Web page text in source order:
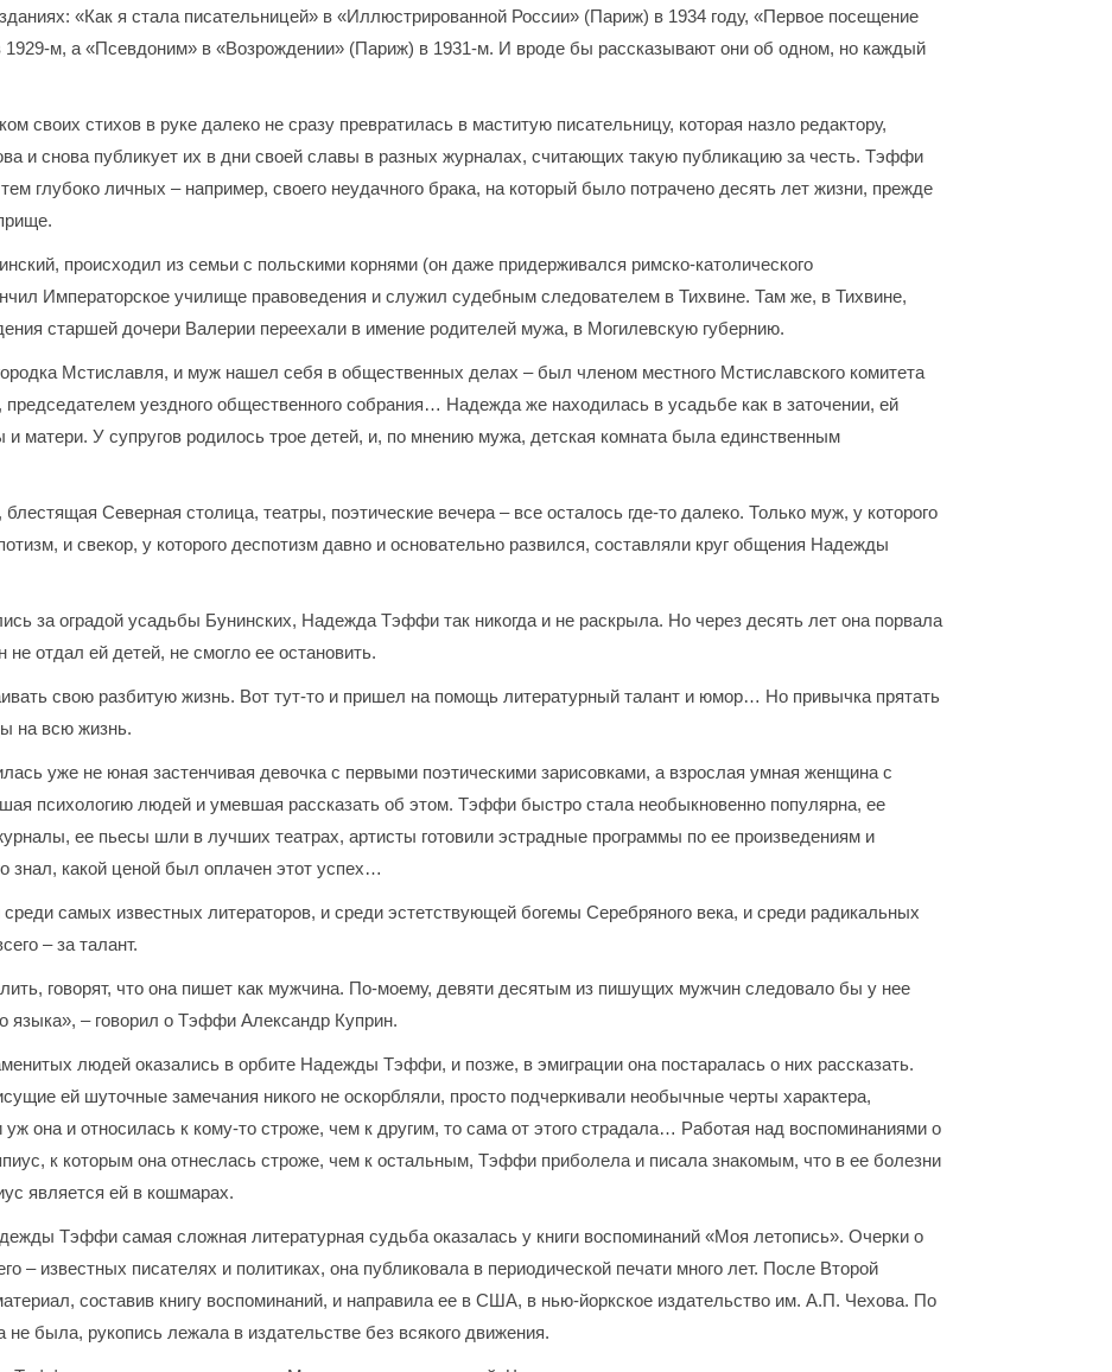
«Как я стала писательницей» в «Иллюстрированной России» (Париж) в 1934 году, «Первое посещение
1929-м, а «Псевдоним» в «Возрождении» (Париж) в 1931-м. И вроде бы рассказывают они об одном, но каждый
своих стихов в руке далеко не сразу превратилась в маститую писательницу, которая назло редактору,
и снова публикует их в дни своей славы в разных журналах, считающих такую публикацию за честь. Тэффи
глубоко личных – например, своего неудачного брака, на который было потрачено десять лет жизни, прежде
происходил из семьи с польскими корнями (он даже придерживался римско-католического
Императорское училище правоведения и служил судебным следователем в Тихвине. Там же, в Тихвине,
старшей дочери Валерии переехали в имение родителей мужа, в Могилевскую губернию.
Мстиславля, и муж нашел себя в общественных делах – был членом местного Мстиславского комитета
уездного общественного собрания… Надежда же находилась в усадьбе как в заточении, ей
матери. У супругов родилось трое детей, и, по мнению мужа, детская комната была единственным
Северная столица, театры, поэтические вечера – все осталось где-то далеко. Только муж, у которого
и свекор, у которого деспотизм давно и основательно развился, составляли круг общения Надежды
за оградой усадьбы Бунинских, Надежда Тэффи так никогда и не раскрыла. Но через десять лет она порвала
отдал ей детей, не смогло ее остановить.
свою разбитую жизнь. Вот тут-то и пришел на помощь литературный талант и юмор… Но привычка прятать
на всю жизнь.
уже не юная застенчивая девочка с первыми поэтическими зарисовками, а взрослая умная женщина с
психологию людей и умевшая рассказать об этом. Тэффи быстро стала необыкновенно популярна, ее
ее пьесы шли в лучших театрах, артисты готовили эстрадные программы по ее произведениям и
знал, какой ценой был оплачен этот успех…
самых известных литераторов, и среди эстетствующей богемы Серебряного века, и среди радикальных
– за талант.
говорят, что она пишет как мужчина. По-моему, девяти десятым из пишущих мужчин следовало бы у нее
языка», – говорил о Тэффи Александр Куприн.
людей оказались в орбите Надежды Тэффи, и позже, в эмиграции она постаралась о них рассказать.
ей шуточные замечания никого не оскорбляли, просто подчеркивали необычные черты характера,
она и относилась к кому-то строже, чем к другим, то сама от этого страдала… Работая над воспоминаниями о
к которым она отнеслась строже, чем к остальным, Тэффи приболела и писала знакомым, что в ее болезни
является ей в кошмарах.
Тэффи самая сложная литературная судьба оказалась у книги воспоминаний «Моя летопись». Очерки о
– известных писателях и политиках, она публиковала в периодической печати много лет. После Второй
составив книгу воспоминаний, и направила ее в США, в нью-йоркское издательство им. А.П. Чехова. По
не была, рукопись лежала в издательстве без всякого движения.